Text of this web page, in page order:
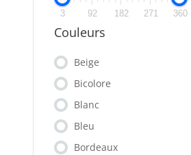
3 92 182 271 360
Couleurs
Beige
Bicolore
Blanc
Bleu
Bordeaux